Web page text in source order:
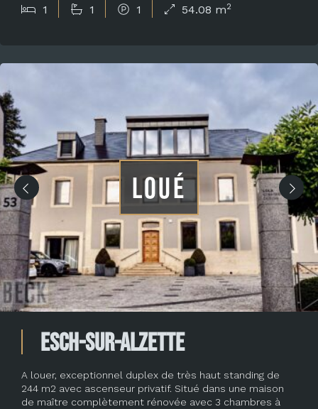
1 1 1 54.08 m2
LOUÉ
Esch-sur-Alzette
A louer, exceptionnel duplex de très haut standing de
244 m2 avec ascenseur privatif. Situé dans une maison
de maître complètement rénovée avec 3 chambres à